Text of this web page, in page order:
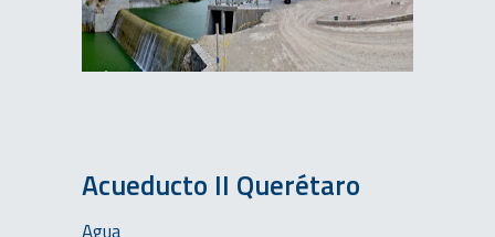
Acueducto II Querétaro
Agua